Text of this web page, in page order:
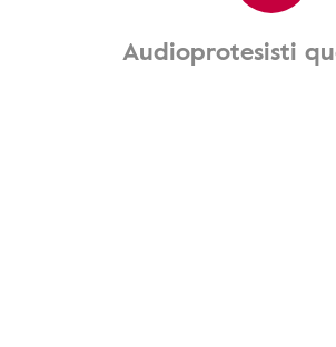
Audioprotesisti